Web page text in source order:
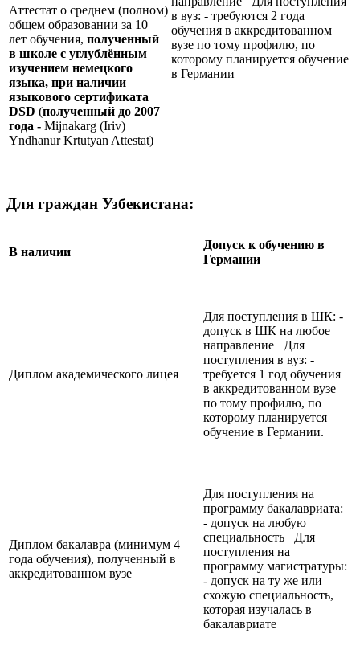
в вуз: - требуются 2 года
обучения в аккредитованном
вузе по тому профилю, по
которому планируется обучение
в Германии
Аттестат о среднем (полном)
общем образовании за 10
лет обучения, полученный
в школе с углублённым
изучением немецкого
языка, при наличии
языкового сертификата
DSD (полученный до 2007
года - Mijnakarg (Iriv)
Yndhanur Krtutyan Attestat)
Для граждан Узбекистана:
В наличии
Допуск к обучению в
Германии
Диплом академического лицея
Для поступления в ШК: -
допуск в ШК на любое
направление Для
поступления в вуз: -
требуется 1 год обучения
в аккредитованном вузе
по тому профилю, по
которому планируется
обучение в Германии.
Диплом бакалавра (минимум 4
года обучения), полученный в
аккредитованном вузе
Для поступления на
программу бакалавриата:
- допуск на любую
специальность Для
поступления на
программу магистратуры:
- допуск на ту же или
схожую специальность,
которая изучалась в
бакалавриате